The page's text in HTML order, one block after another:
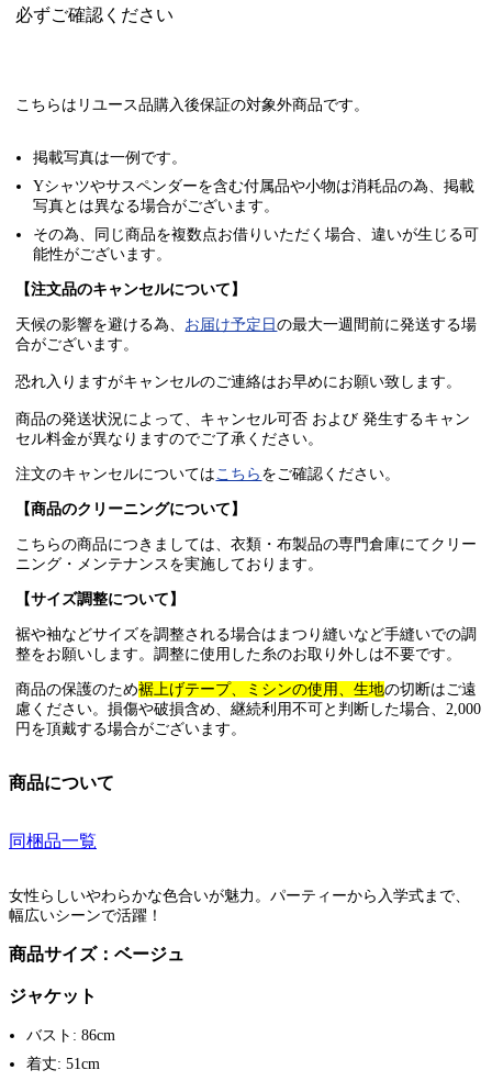
必ずご確認ください
こちらはリユース品購入後保証の対象外商品です。
掲載写真は一例です。
Yシャツやサスペンダーを含む付属品や小物は消耗品の為、掲載
写真とは異なる場合がございます。
その為、同じ商品を複数点お借りいただく場合、違いが生じる可
能性がございます。
【注文品のキャンセルについて】
天候の影響を避ける為、 お届け予定日の最大一週間前に発送する場
合がございます。
恐れ入りますがキャンセルのご連絡はお早めにお願い致します。
商品の発送状況によって、キャンセル可否 および 発生するキャン
セル料金が異なりますのでご了承ください。
注文のキャンセルについてはこちら をご確認ください。
【商品のクリーニングについて】
こちらの商品につきましては、衣類・布製品の専門倉庫にてクリー
ニング・メンテナンスを実施しております。
【サイズ調整について】
裾や袖などサイズを調整される場合はまつり縫いなど手縫いでの調
整をお願いします。調整に使用した糸のお取り外しは不要です。
商品の保護のため裾上げテープ、ミシンの使用、生地の切断はご遠
慮ください。損傷や破損含め、継続利用不可と判断した場合、2,000
円を頂戴する場合がございます。
商品について
同梱品一覧
女性らしいやわらかな色合いが魅力。パーティーから入学式まで、
幅広いシーンで活躍！
商品サイズ：ベージュ
ジャケット
バスト: 86cm
着丈: 51cm